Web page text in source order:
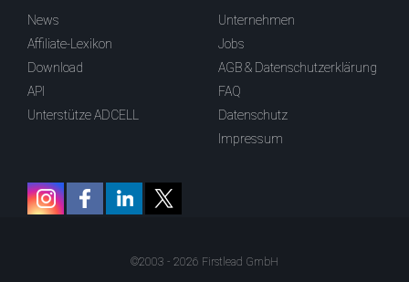
News
Affiliate-Lexikon
Download
API
Unterstütze ADCELL
Unternehmen
Jobs
AGB & Datenschutzerklärung
FAQ
Datenschutz
Impressum
©2003 - 2026 Firstlead GmbH